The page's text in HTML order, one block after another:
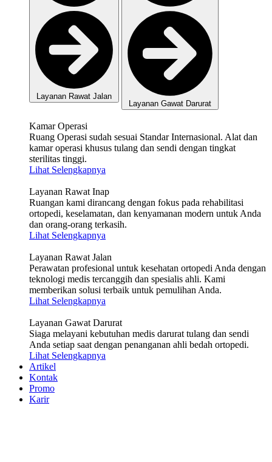
Layanan Rawat Jalan
Layanan Gawat Darurat
Kamar Operasi
Ruang Operasi sudah sesuai Standar Internasional. Alat dan
kamar operasi khusus tulang dan sendi dengan tingkat
sterilitas tinggi.
Lihat Selengkapnya
Layanan Rawat Inap
Ruangan kami dirancang dengan fokus pada rehabilitasi
ortopedi, keselamatan, dan kenyamanan modern untuk Anda
dan orang-orang terkasih.
Lihat Selengkapnya
Layanan Rawat Jalan
Perawatan profesional untuk kesehatan ortopedi Anda dengan
teknologi medis tercanggih dan spesialis ahli. Kami
memberikan solusi terbaik untuk pemulihan Anda.
Lihat Selengkapnya
Layanan Gawat Darurat
Siaga melayani kebutuhan medis darurat tulang dan sendi
Anda setiap saat dengan penanganan ahli bedah ortopedi.
Lihat Selengkapnya
Artikel
Kontak
Promo
Karir